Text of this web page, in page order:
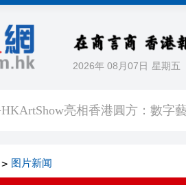
2026年 08月07日 星期五
歲交易員挪用5000萬 傳炒海力
攜手深圳希華愛康健醫院 啟動
亮相香港圓方：數字
券遭證監譴責兼罰款280萬 涉可
> 图片新闻